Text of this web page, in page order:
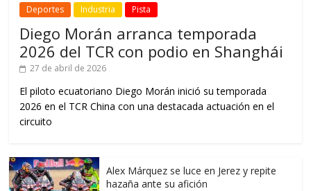
Deportes Industria Pista
Diego Morán arranca temporada
2026 del TCR con podio en Shanghái
27 de abril de 2026
El piloto ecuatoriano Diego Morán inició su temporada
2026 en el TCR China con una destacada actuación en el
circuito
Alex Márquez se luce en Jerez y repite
hazaña ante su afición